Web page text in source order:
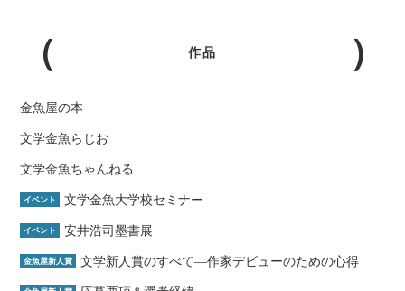
作品
金魚屋の本
文学金魚らじお
文学金魚ちゃんねる
イベント 文学金魚大学校セミナー
イベント 安井浩司墨書展
金魚屋新人賞 文学新人賞のすべて―作家デビューのための心得